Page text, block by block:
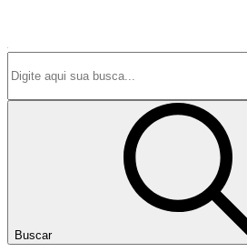
Buscar